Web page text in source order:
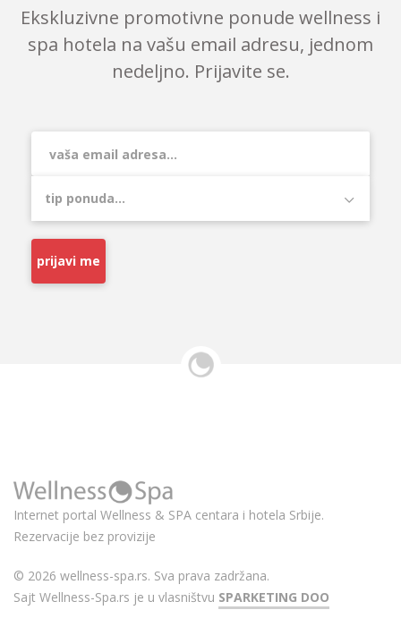
Ekskluzivne promotivne ponude wellness i
spa hotela na vašu email adresu, jednom
nedeljno. Prijavite se.
prijavi me
Internet portal Wellness & SPA centara i hotela Srbije.
Rezervacije bez provizije
© 2026 wellness-spa.rs. Sva prava zadržana.
Sajt Wellness-Spa.rs je u vlasništvu SPARKETING DOO